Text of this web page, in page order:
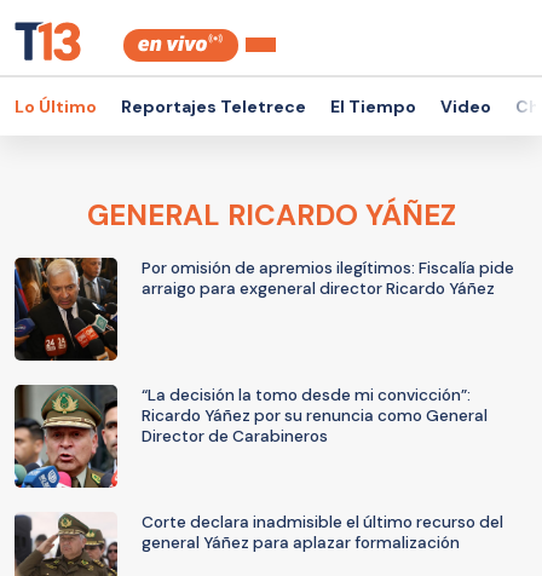
Lo Último Reportajes Teletrece El Tiempo Video
GENERAL RICARDO YÁÑEZ
Por omisión de apremios ilegítimos: Fiscalía pide
arraigo para exgeneral director Ricardo Yáñez
“La decisión la tomo desde mi convicción”:
Ricardo Yáñez por su renuncia como General
Director de Carabineros
Corte declara inadmisible el último recurso del
general Yáñez para aplazar formalización